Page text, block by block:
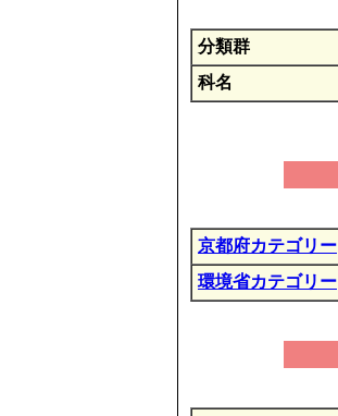
分類群
科名
京都府カテゴリー
環境省カテゴリー